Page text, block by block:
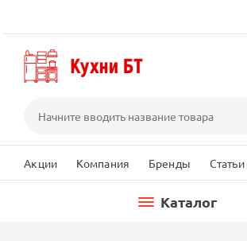
Акции Компания Бренды Статьи
Каталог